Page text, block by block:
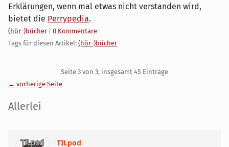
Erklärungen, wenn mal etwas nicht verstanden wird,
bietet die Perrypedia.
Kategorien:
(hör-)bücher
0 Kommentare
Tags für diesen Artikel: (hör-)bücher
Seite 3 von 3, insgesamt 45 Einträge
← vorherige Seite
Seitenleiste
Allerlei